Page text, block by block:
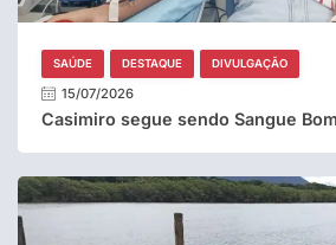
SAÚDE DESTAQUE DIVULGAÇÃO
15/07/2026
Casimiro segue sendo Sangue Bom